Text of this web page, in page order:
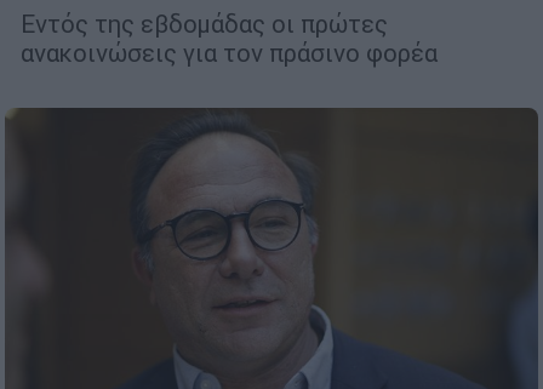
Εντός της εβδομάδας οι πρώτες
ανακοινώσεις για τον πράσινο φορέα